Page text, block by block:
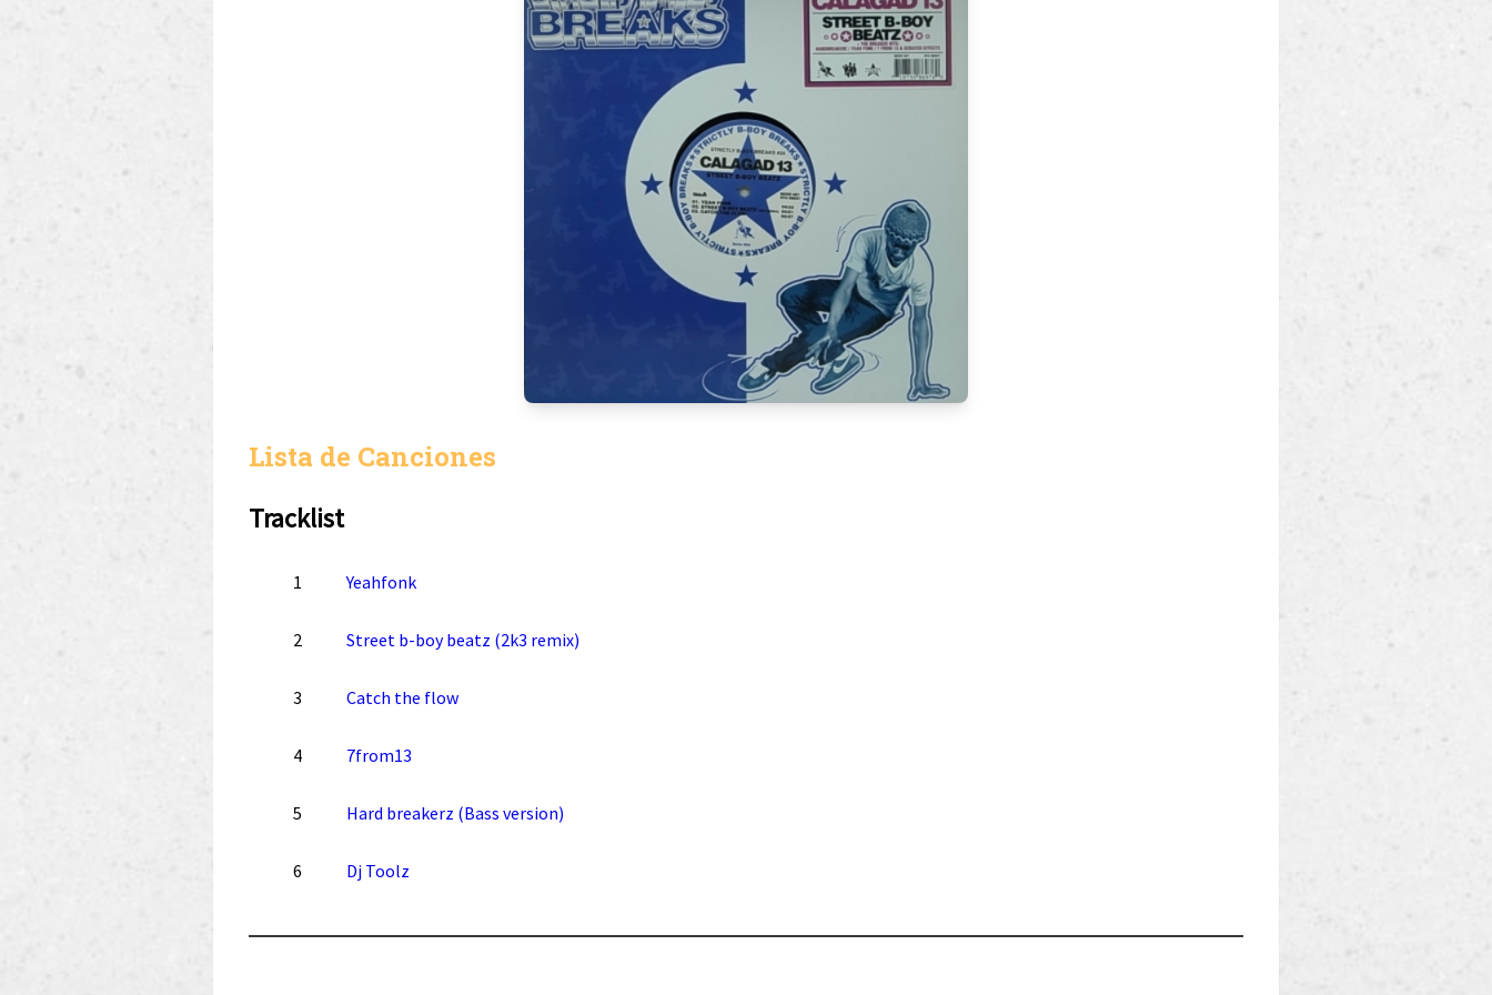
Lista de Canciones
Tracklist
1 Yeahfonk
2 Street b-boy beatz (2k3 remix)
3 Catch the flow
4 7from13
5 Hard breakerz (Bass version)
6 Dj Toolz